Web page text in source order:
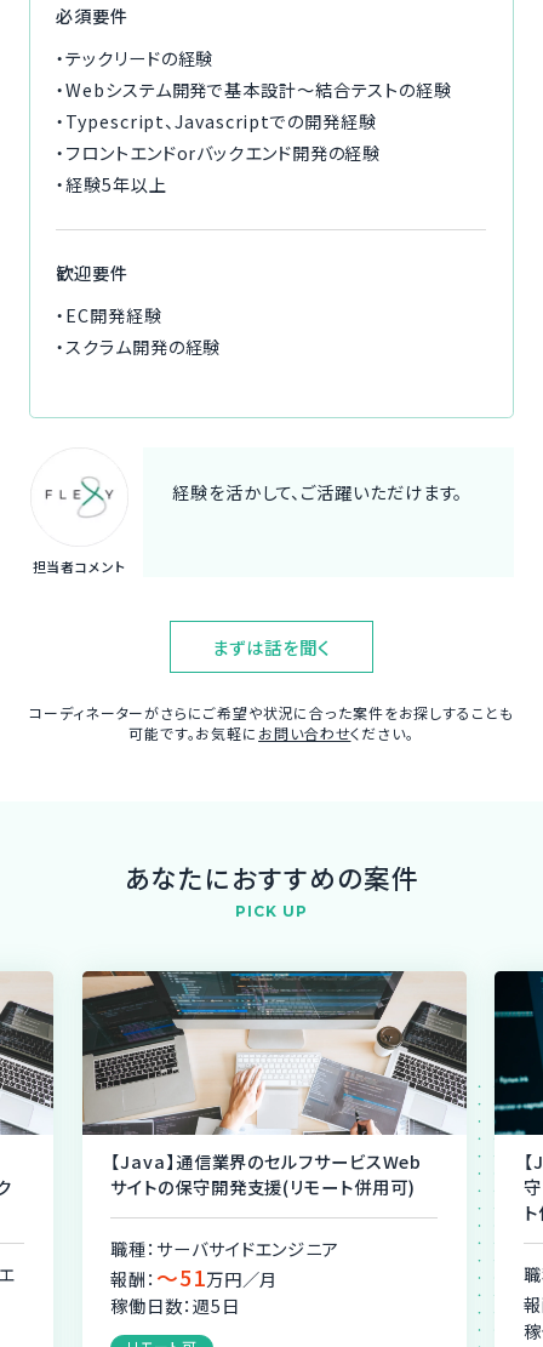
必須要件
・テックリードの経験
・Webシステム開発で基本設計～結合テストの経験
・Typescript、Javascriptでの開発経験
・フロントエンドorバックエンド開発の経験
・経験5年以上
歓迎要件
・EC開発経験
・スクラム開発の経験
担当者コメント
経験を活かして、ご活躍いただけます。
まずは話を聞く
コーディネーターがさらにご希望や状況に合った案件をお探しすることも
可能です。お気軽に お問い合わせください。
あなたにおすすめの案件
PICK UP
【Java】通信業界のセルフサービスWeb
サイトの保守開発支援(リモート併用可)
職種：サーバサイドエンジニア
報酬： 〜51万円／月
稼働日数：週5日
報